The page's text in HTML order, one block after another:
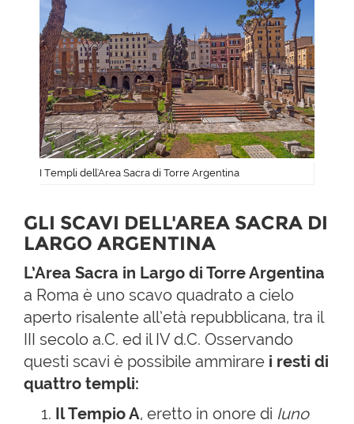
I Templi dell'Area Sacra di Torre Argentina
GLI SCAVI DELL'AREA SACRA DI
LARGO ARGENTINA
L’Area Sacra in Largo di Torre Argentina
a Roma è uno scavo quadrato a cielo
aperto risalente all’età repubblicana, tra il
III secolo a.C. ed il IV d.C. Osservando
questi scavi è possibile ammirare i resti di
quattro templi:
Il Tempio A, eretto in onore di Iuno